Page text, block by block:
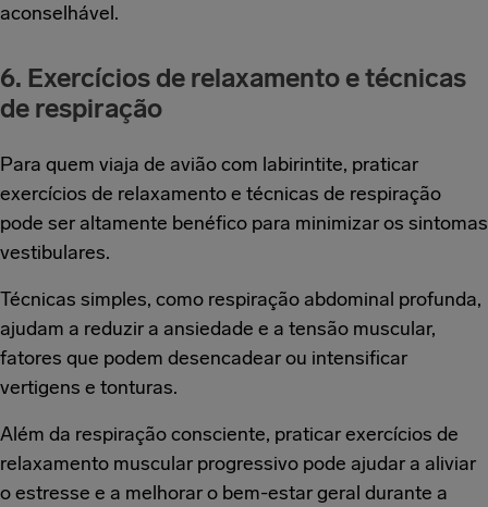
aconselhável.
6. Exercícios de relaxamento e técnicas
de respiração
Para quem viaja de avião com labirintite, praticar
exercícios de relaxamento e técnicas de respiração
pode ser altamente benéfico para minimizar os sintomas
vestibulares.
Técnicas simples, como respiração abdominal profunda,
ajudam a reduzir a ansiedade e a tensão muscular,
fatores que podem desencadear ou intensificar
vertigens e tonturas.
Além da respiração consciente, praticar exercícios de
relaxamento muscular progressivo pode ajudar a aliviar
o estresse e a melhorar o bem-estar geral durante a